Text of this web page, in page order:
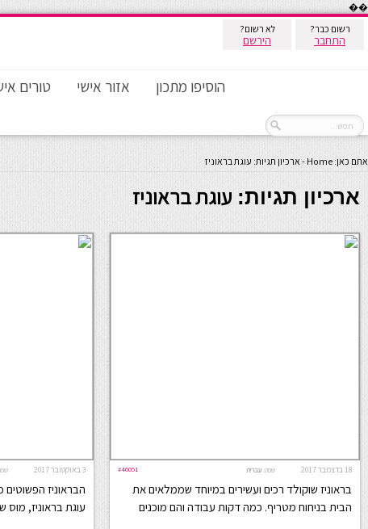
��
רשום כבר?
התחבר
לא רשום?
הירשם
הוסיפו מתכון אזור אישי טורים
אתם כאן: Home
- ארכיון תגיות: עוגת בראוניז
ארכיון תגיות:עוגת בראוניז
18 בדצמבר 2017 #46051 שפה: עברית
בראוניז שוקולד רכים ועשירים במיוחד שממלאים את
הבית בניחוח מטריף. כמה דקות עבודה והם מוכנים
3 באוקטובר 2017
הבראוניז
עוגת בראוניז, מוס